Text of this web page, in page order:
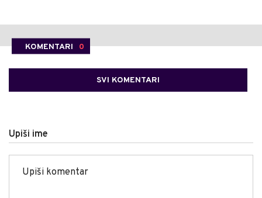
KOMENTARI 0
SVI KOMENTARI
Upiši ime